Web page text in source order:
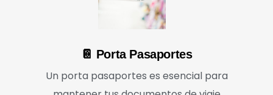
📔 Porta Pasaportes
Un porta pasaportes es esencial para